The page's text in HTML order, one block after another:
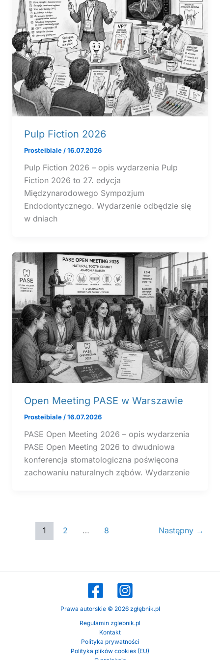
Pulp Fiction 2026
Prosteibiale/16.07.2026
Pulp Fiction 2026 – opis wydarzenia Pulp
Fiction 2026 to 27. edycja
Międzynarodowego Sympozjum
Endodontycznego. Wydarzenie odbędzie się
w dniach
Open Meeting PASE w Warszawie
Prosteibiale /16.07.2026
PASE Open Meeting 2026 – opis wydarzenia
PASE Open Meeting 2026 to dwudniowa
konferencja stomatologiczna poświęcona
zachowaniu naturalnych zębów. Wydarzenie
1 2 … 8 Następny →
Prawa autorskie © 2026 zgłębnik.pl
Regulamin zglebnik.pl
Kontakt
Polityka prywatności
Polityka plików cookies (EU)